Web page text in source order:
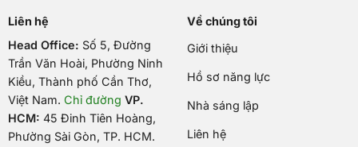
Liên hệ
Head Office: Số 5, Đường
Trần Văn Hoài, Phường Ninh
Kiều, Thành phố Cần Thơ,
Việt Nam. Chỉ đường VP.
HCM: 45 Đinh Tiên Hoàng,
Phường Sài Gòn, TP. HCM.
Về chúng tôi
Giới thiệu
Hồ sơ năng lực
Nhà sáng lập
Liên hệ